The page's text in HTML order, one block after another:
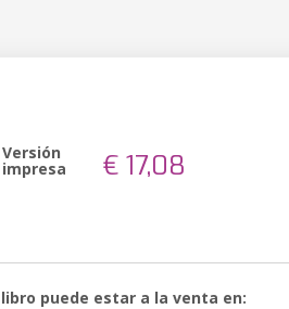
Versión
impresa € 17,08
puede estar a la venta en: